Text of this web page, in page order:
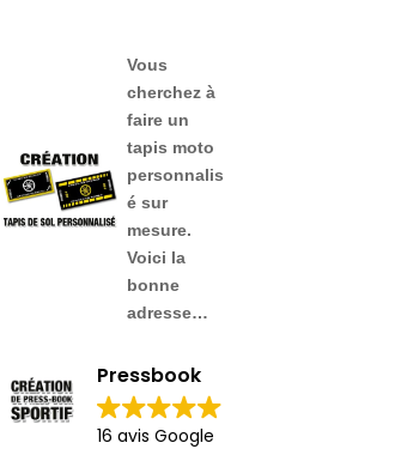
Vous
cherchez à
faire un
tapis moto
personnalis
é sur
mesure.
Voici la
bonne
adresse…
Pressbook
16 avis Google